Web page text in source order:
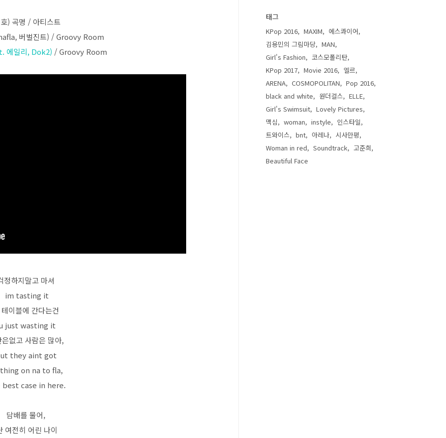
) 곡명 / 아티스트
버벌진트) / Groovy Room
에일리, Dok2) / Groovy Room
정하지말고 마셔
im tasting it
이블에 간다는건
just wasting it
은없고 사람은 많아,
they aint got
on na to fla,
case in here.
담배를 물어,
여전히 어린 나이
태그
KPop 2016 MAXIM
에스콰이어
김용민의 그림마당
MAN
Girl's Fashion
코스모폴리탄
KPop 2017
Movie 2016
엘르
ARENA
COSMOPOLITAN
Pop 2016
black and white
원더걸스
ELLE
Girl's Swimsuit
Lovely Pictures
맥심
woman instyle
인스타일
트와이스
bnt 아레나
시사만평
Woman in red
Soundtrack
고준희
Beautiful Face